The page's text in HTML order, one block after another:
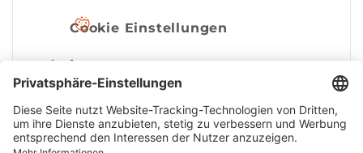
Cookie Einstellungen
Impressum